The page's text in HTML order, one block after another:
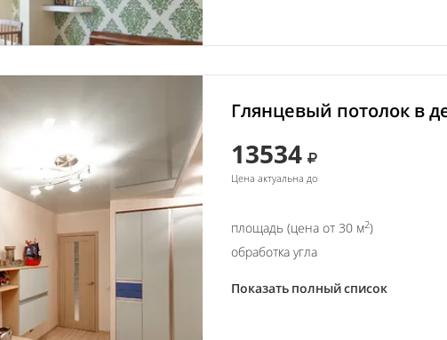
Глянцевый потолок в
13534
Цена актуальна до
площадь (цена от 30 м2)
обработка угла
Показать полный список